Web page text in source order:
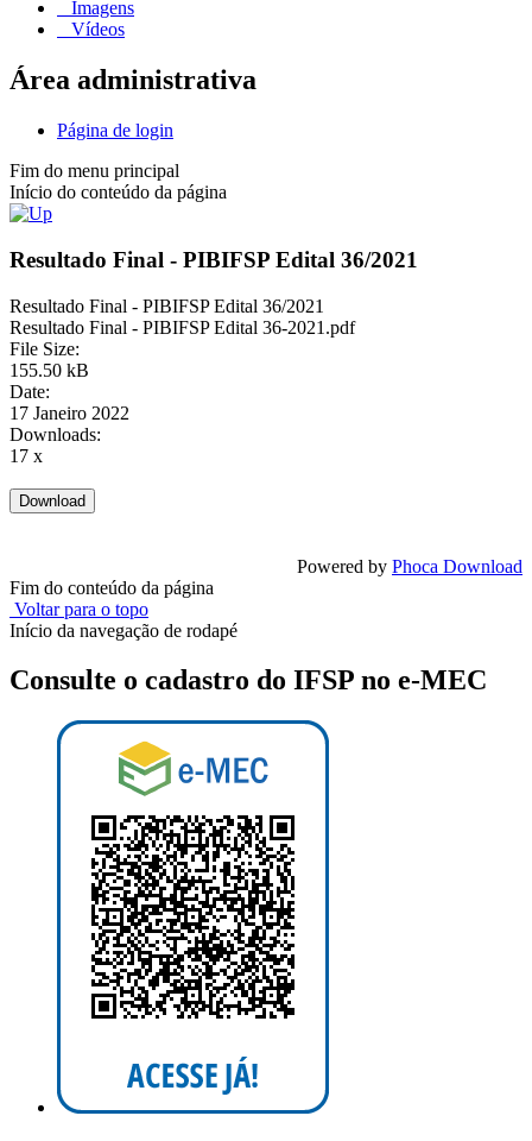
Imagens
Vídeos
Área administrativa
Página de login
Fim do menu principal
Início do conteúdo da página
Resultado Final - PIBIFSP Edital 36/2021
Resultado Final - PIBIFSP Edital 36/2021
Resultado Final - PIBIFSP Edital 36-2021.pdf
File Size:
155.50 kB
Date:
17 Janeiro 2022
Downloads:
17 x
Powered by Phoca Download
Fim do conteúdo da página
Voltar para o topo
Início da navegação de rodapé
Consulte o cadastro do IFSP no e-MEC